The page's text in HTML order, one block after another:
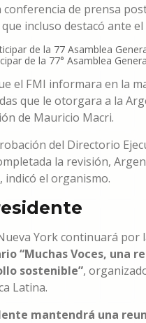
de prensa
incluso destacó ante el
de la 77° Asamblea
el FMI informara en la
que le otorgara a la
de Mauricio Macri.
del Directorio
la revisión,
indicó el organismo.
York continuará por
“Muchas Voces, una
sostenible”,
Latina.
mantendrá una